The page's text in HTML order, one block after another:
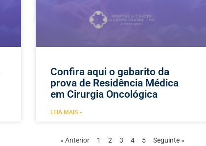
Confira aqui o gabarito da
prova de Residência Médica
em Cirurgia Oncológica
LEIA MAIS »
« Anterior 1 2 3 4 5 Seguinte »